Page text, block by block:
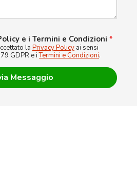
e i Termini e Condizioni *
la Privacy Policy ai sensi
GDPR e iTermini e Condizioni.